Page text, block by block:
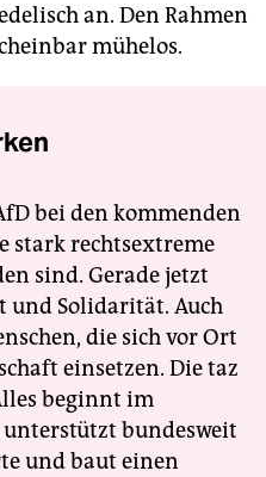
an. Den Rahmen
mühelos.
bei den kommenden
stark rechtsextreme
sind. Gerade jetzt
und Solidarität. Auch
die sich vor Ort
einsetzen. Die taz
beginnt im
bundesweit
und baut einen